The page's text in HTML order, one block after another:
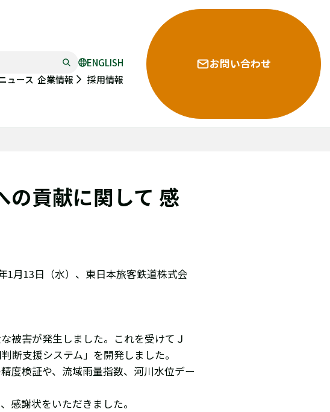
ENGLISH
ュース 企業情報 採用情報
お問い合わせ
の貢献に関して 感
1月13日（水）、東日本旅客鉄道株式会
被害が発生しました。これを受けてＪ
断支援システム」を開発しました。
度検証や、流域雨量指数、河川水位デー
感謝状をいただきました。